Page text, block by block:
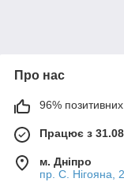
Про нас
96% позитивних
Працює з
м. Дніпро
пр. С. Нігояна,